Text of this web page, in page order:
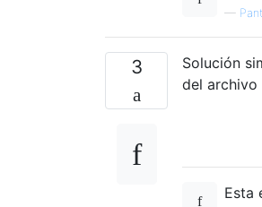
—
3
Solución
del archivo
Esta